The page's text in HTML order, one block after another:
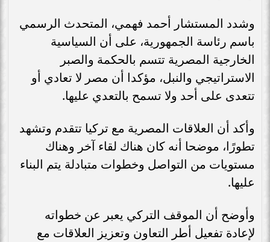
وشدد المستشار أحمد فهمي، المتحدث الرسمي
باسم رئاسة الجمهورية، على أن السياسية
الخارجية المصرية تتسم بالحكمة والصبر
الاستراتيجي والنبل، مؤكدا أن مصر لا تعادي أو
تتعدى على أحد ولا تسمح بالتعدي عليها.
وأكد أن العلاقات المصرية مع تركيا تتقدم وتشهد
تطورًا، موضحا أنه كان هناك لقاء آخر وهناك
مستويات من التواصل وخطوات متبادلة يتم البناء
عليها.
وأوضح أن الموقف التركي يعبر عن خطواته
لإعادة تفعيل أطر التعاون وتعزيز العلاقات مع